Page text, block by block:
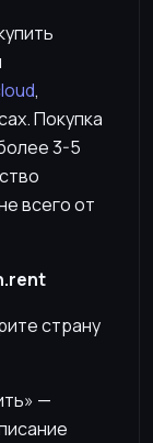
,
Покупка
3-5
всего от
страну
—